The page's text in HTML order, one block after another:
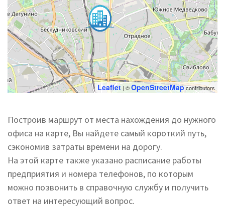
Leaflet | ©OpenStreetMapcontributors
Построив маршрут от места нахождения до нужного
офиса на карте, Вы найдете самый короткий путь,
сэкономив затраты времени на дорогу.
На этой карте также указано расписание работы
предприятия и номера телефонов, по которым
можно позвонить в справочную службу и получить
ответ на интересующий вопрос.